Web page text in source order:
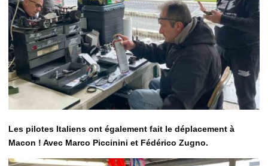
Les pilotes Italiens ont également fait le déplacement à
Macon ! Avec Marco Piccinini et Fédérico Zugno.